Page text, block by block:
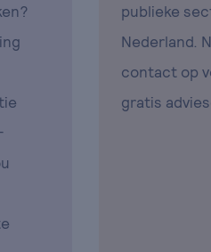
publieke
Nederland.
contact op
gratis